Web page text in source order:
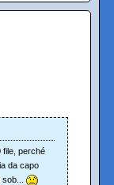
file, perché
da capo
sob...